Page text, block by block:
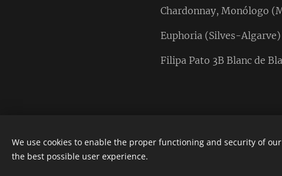
Chardonnay, Monólogo
Euphoria (Silves-
Filipa Pato 3B Blanc de
Compromisso. Rua José Estevão 25,
Tel. 282 077 794
We use cookies to enable the proper functioning and security of
the best possible user experience.